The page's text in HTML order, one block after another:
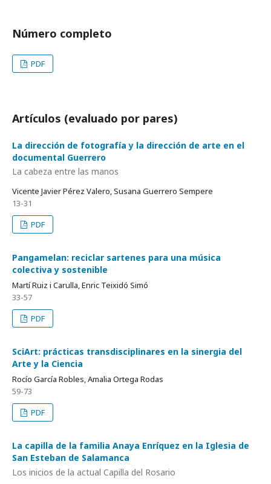
Número completo
PDF
Artículos (evaluado por pares)
La dirección de fotografía y la dirección de arte en el
documental Guerrero
La cabeza entre las manos
Vicente Javier Pérez Valero, Susana Guerrero Sempere
13-31
PDF
Pangamelan: reciclar sartenes para una música
colectiva y sostenible
Martí Ruiz i Carulla, Enric Teixidó Simó
33-57
PDF
SciArt: prácticas transdisciplinares en la sinergia del
Arte y la Ciencia
Rocío García Robles, Amalia Ortega Rodas
59-73
PDF
La capilla de la familia Anaya Enríquez en la Iglesia de
San Esteban de Salamanca
Los inicios de la actual Capilla del Rosario